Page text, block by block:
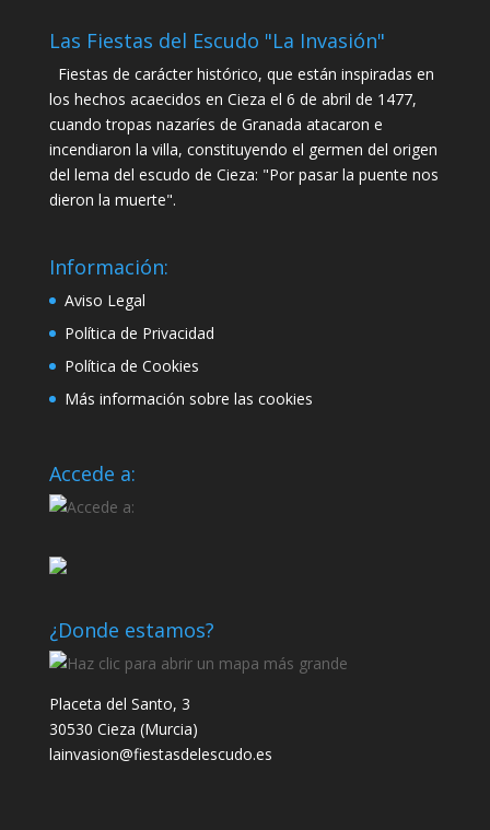
Las Fiestas del Escudo "La Invasión"
Fiestas de carácter histórico, que están inspiradas en
los hechos acaecidos en Cieza el 6 de abril de 1477,
cuando tropas nazaríes de Granada atacaron e
incendiaron la villa, constituyendo el germen del origen
del lema del escudo de Cieza: "Por pasar la puente nos
dieron la muerte".
Información:
Aviso Legal
Política de Privacidad
Política de Cookies
Más información sobre las cookies
Accede a:
¿Donde estamos?
Placeta del Santo, 3
30530 Cieza (Murcia)
lainvasion@fiestasdelescudo.es